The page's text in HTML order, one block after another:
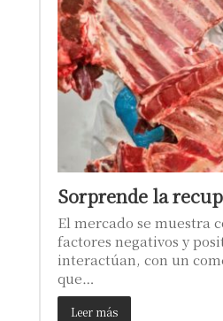
Sorprende la
El mercado se muestra
factores negativos y
interactúan, con un
que…
Leer más